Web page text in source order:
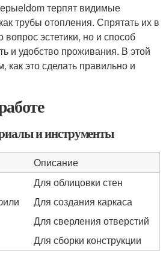
терпят видимые
трубы отопления. Спрятать их в
эстетики, но и способ
и удобство проживания. В этой
как это сделать правильно и
и инструменты
Описание
Для облицовки стен
Для создания каркаса
Для сверления отверстий
Для сборки конструкции